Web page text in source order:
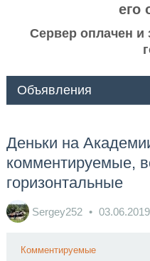
его
Сервер оплачен и
Объявления
Деньки на
комментируемые,
горизонтальные
Sergey252 03.06.2019
Комментируемые